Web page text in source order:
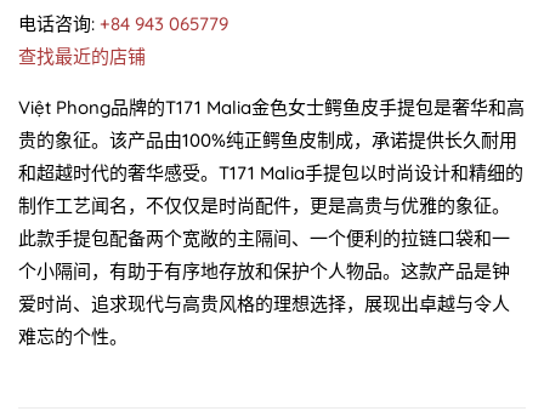
电话咨询: +84 943 065779
查找最近的店铺
Việt Phong品牌的T171 Malia金色女士鳄鱼皮手提包是奢华和高
贵的象征。该产品由100%纯正鳄鱼皮制成，承诺提供长久耐用
和超越时代的奢华感受。T171 Malia手提包以时尚设计和精细的
制作工艺闻名，不仅仅是时尚配件，更是高贵与优雅的象征。
此款手提包配备两个宽敞的主隔间、一个便利的拉链口袋和一
个小隔间，有助于有序地存放和保护个人物品。这款产品是钟
爱时尚、追求现代与高贵风格的理想选择，展现出卓越与令人
难忘的个性。